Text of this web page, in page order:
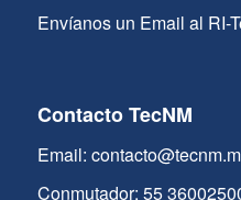
Envíanos un Email al RI-
Contacto TecNM
Email:
Conmutador: 55